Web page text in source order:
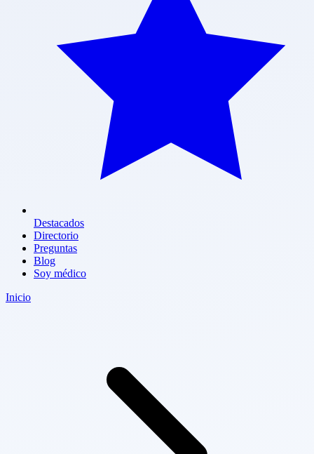
Destacados
Directorio
Preguntas
Blog
Soy médico
Inicio